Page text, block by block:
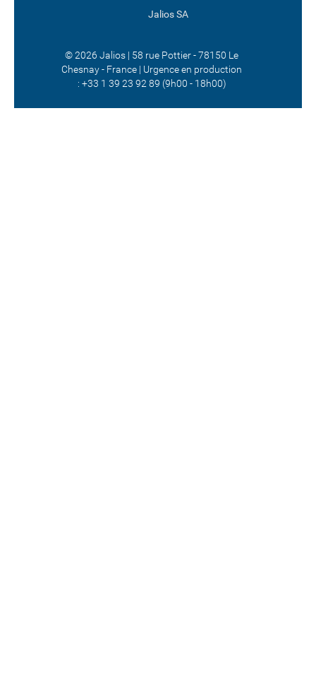
Jalios SA
© 2026 Jalios | 58 rue Pottier - 78150 Le
Chesnay - France | Urgence en production
: +33 1 39 23 92 89 (9h00 - 18h00)